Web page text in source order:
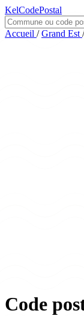
KelCodePostal
Accueil / Grand Est /
Code